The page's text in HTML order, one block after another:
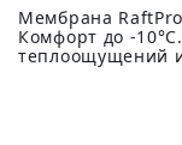
Мембрана
Комфорт до -
теплоощущений